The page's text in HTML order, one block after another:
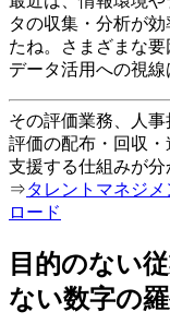
タの収集・分析が
たね。さまざまな
データ活用への視線
その評価業務、人
評価の配布・回収
支援する仕組みが分
⇒タレントマネジ
ロード
目的のない
ない数字の